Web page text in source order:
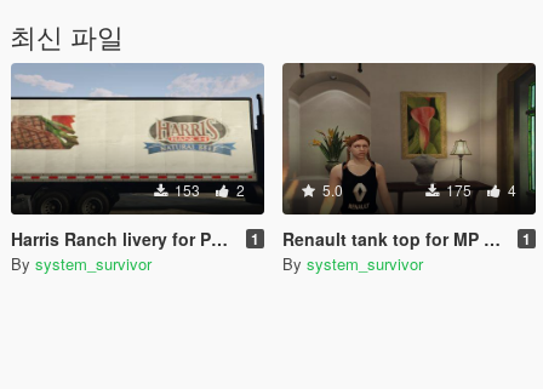
최신 파일
153 2
Harris Ranch livery for Pounder 1
By system_survivor
5.0 175 4
Renault tank top for MP Female 1
By system_survivor